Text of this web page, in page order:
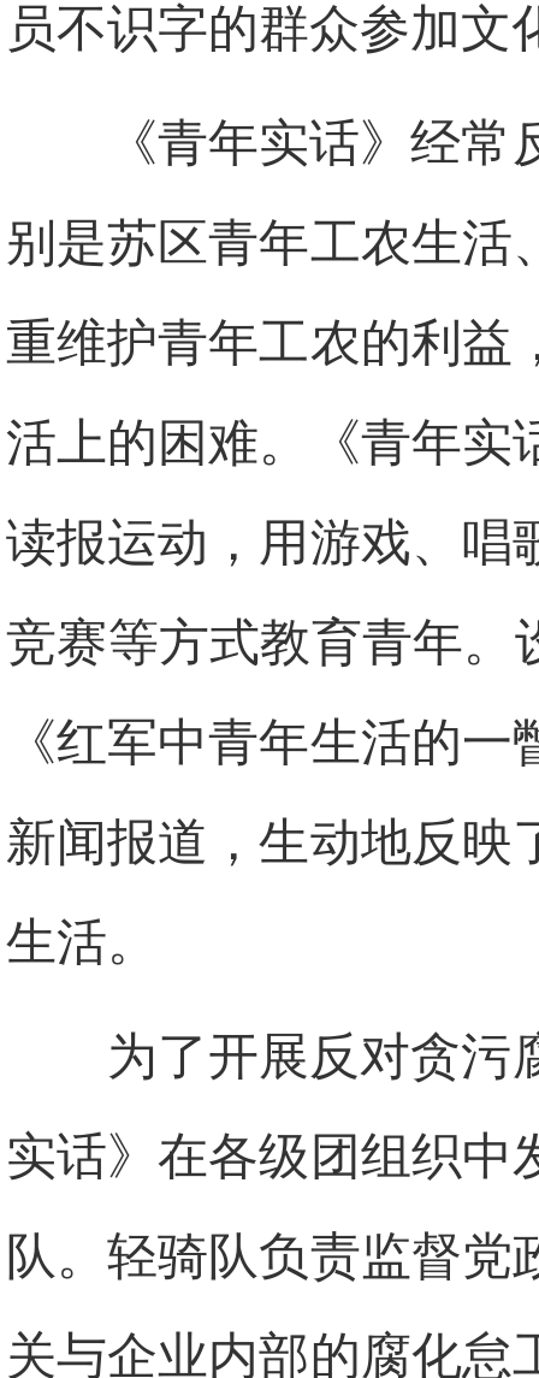
员不识字的群众参加文
《青年实话》经
别是苏区青年工农生活
重维护青年工农的利益
活上的困难。《青年实
读报运动，用游戏、唱
竞赛等方式教育青年。
《红军中青年生活的
新闻报道，生动地反映
生活。
为了开展反对贪污
实话》在各级团组织
队。轻骑队负责监督
关与企业内部的腐化怠